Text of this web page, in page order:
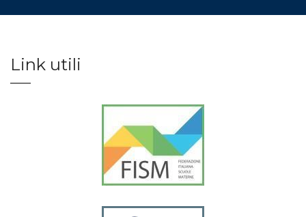
Link utili